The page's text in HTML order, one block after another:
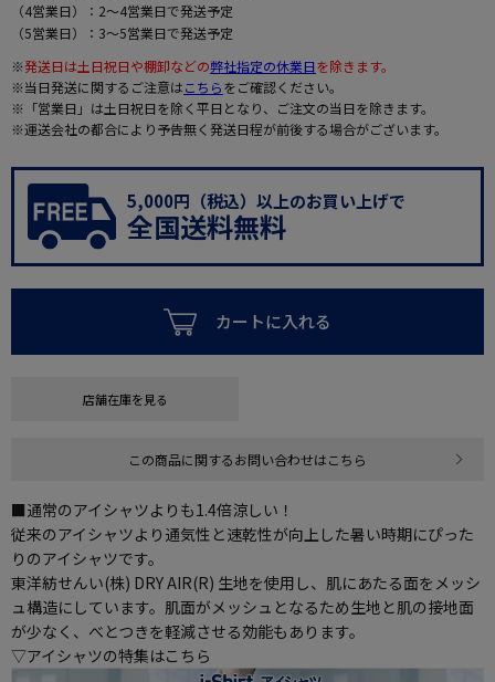
（4営業日）：2～4営業日で発送予定
（5営業日）：3～5営業日で発送予定
※発送日は土日祝日や棚卸などの弊社指定の休業日を除きます。
※当日発送に関するご注意はこちらをご確認ください。
※「営業日」は土日祝日を除く平日となり、ご注文の当日を除きます。
※運送会社の都合により予告無く発送日程が前後する場合がございます。
5,000円（税込）以上のお買い上げで
全国送料無料
カートに入れる
店舗在庫を見る
この商品に関するお問い合わせはこちら
■通常のアイシャツよりも1.4倍涼しい！
従来のアイシャツより通気性と速乾性が向上した暑い時期にぴった
りのアイシャツです。
東洋紡せんい(株) DRY AIR(R) 生地を使用し、肌にあたる面をメッシ
ュ構造にしています。肌面がメッシュとなるため生地と肌の接地面
が少なく、べとつきを軽減させる効能もあります。
▽アイシャツの特集はこちら